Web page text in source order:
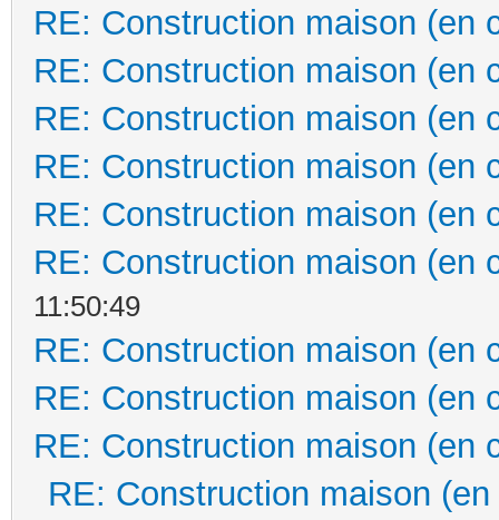
RE: Construction maison (en
RE: Construction maison (en
RE: Construction maison (en
RE: Construction maison (en
RE: Construction maison (en
RE: Construction maison (en
11:50:49
RE: Construction maison (en
RE: Construction maison (en
RE: Construction maison (en
RE: Construction maison